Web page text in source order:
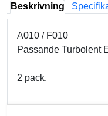
Beskrivning
A010 / F010
Passande Turbolent
2 pack.